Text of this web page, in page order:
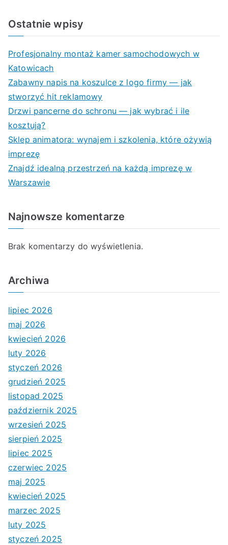
Ostatnie wpisy
Profesjonalny montaż kamer samochodowych w
Katowicach
Zabawny napis na koszulce z logo firmy — jak
stworzyć hit reklamowy
Drzwi pancerne do schronu — jak wybrać i ile
kosztują?
Sklep animatora: wynajem i szkolenia, które ożywią
imprezę
Znajdź idealną przestrzeń na każdą imprezę w
Warszawie
Najnowsze komentarze
Brak komentarzy do wyświetlenia.
Archiwa
lipiec 2026
maj 2026
kwiecień 2026
luty 2026
styczeń 2026
grudzień 2025
listopad 2025
październik 2025
wrzesień 2025
sierpień 2025
lipiec 2025
czerwiec 2025
maj 2025
kwiecień 2025
marzec 2025
luty 2025
styczeń 2025